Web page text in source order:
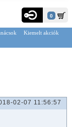
0
Kiemelt akciók
02-07 11:56:57